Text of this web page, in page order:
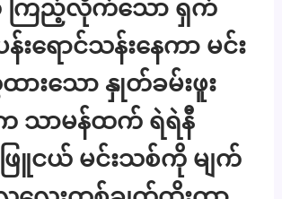
ကြည့်လိုက်သော ရှက်
န်းရောင်သန်းနေကာ မင်း
းသော နှုတ်ခမ်းဖူး
က သာမန်ထက် ရဲရဲနီ
ြူငယ် မင်းသစ်ကို မျက်